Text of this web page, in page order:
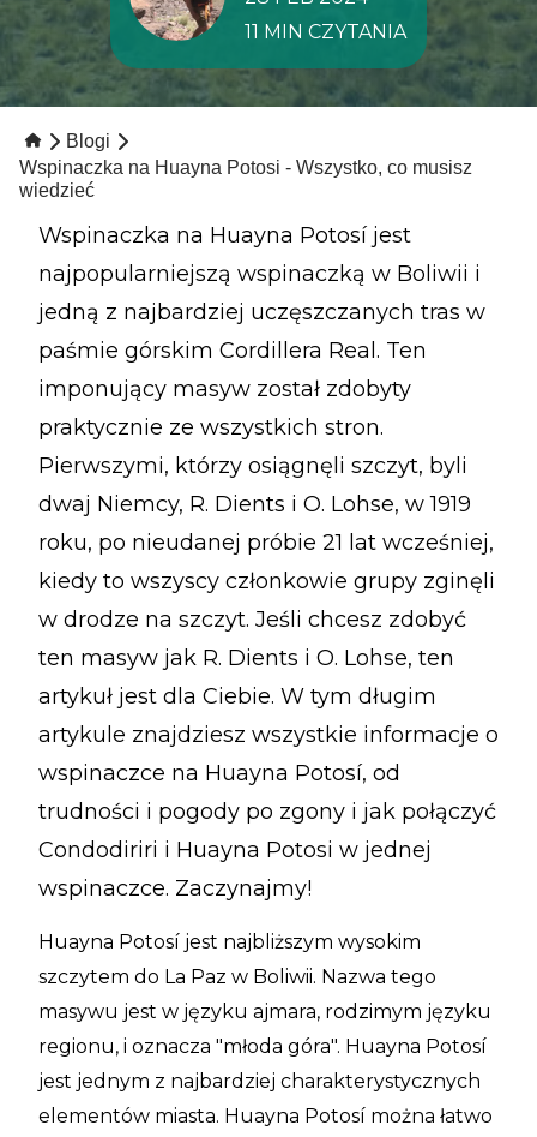
11 MIN CZYTANIA
Blogi
Wspinaczka na Huayna Potosi - Wszystko, co musisz
wiedzieć
Wspinaczka na Huayna Potosí jest
najpopularniejszą wspinaczką w Boliwii i
jedną z najbardziej uczęszczanych tras w
paśmie górskim Cordillera Real. Ten
imponujący masyw został zdobyty
praktycznie ze wszystkich stron.
Pierwszymi, którzy osiągnęli szczyt, byli
dwaj Niemcy, R. Dients i O. Lohse, w 1919
roku, po nieudanej próbie 21 lat wcześniej,
kiedy to wszyscy członkowie grupy zginęli
w drodze na szczyt. Jeśli chcesz zdobyć
ten masyw jak R. Dients i O. Lohse, ten
artykuł jest dla Ciebie. W tym długim
artykule znajdziesz wszystkie informacje o
wspinaczce na Huayna Potosí, od
trudności i pogody po zgony i jak połączyć
Condodiriri i Huayna Potosi w jednej
wspinaczce. Zaczynajmy!
Huayna Potosí jest najbliższym wysokim
szczytem do La Paz w Boliwii. Nazwa tego
masywu jest w języku ajmara, rodzimym języku
regionu, i oznacza "młoda góra". Huayna Potosí
jest jednym z najbardziej charakterystycznych
elementów miasta. Huayna Potosí można łatwo